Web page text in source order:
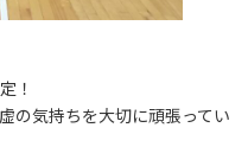
！
の気持ちを大切に頑張ってい